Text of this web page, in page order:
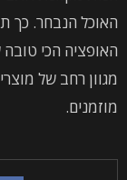
האוכל הנבחר. כך
האופציה הכי טובה
מגוון רחב של
מוזמנים.